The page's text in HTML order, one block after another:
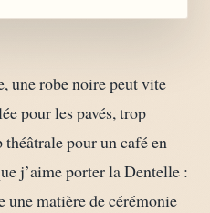
une robe noire peut vite
pour les pavés, trop
pour un café en
j’aime porter la Dentelle :
une matière de cérémonie